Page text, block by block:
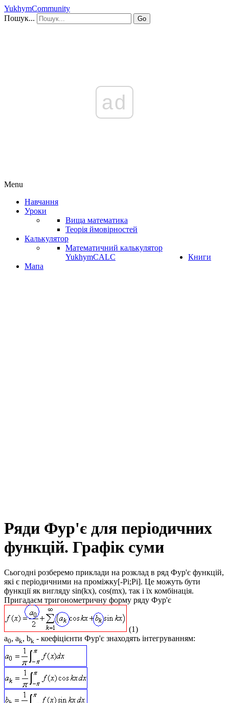
YukhymCommunity
Пошук...
Go
ad
Menu
Навчання
Уроки
Вища математика
Теорія ймовірностей
Калькулятор
Математичний калькулятор
YukhymCALC
Книги
Мапа
Ряди Фур'є для періодичних
функцій. Графік суми
Сьогодні розберемо приклади на розклад в ряд Фур'є функцій,
які є періодичними на проміжку[-Pi;Pi]. Це можуть бути
функції як вигляду sin(kx), cos(mx), так і їх комбінація.
Пригадаєм тригонометричну форму ряду Фур'є
(1)
a0, ak, bk - коефіцієнти Фур'є знаходять інтегруванням: